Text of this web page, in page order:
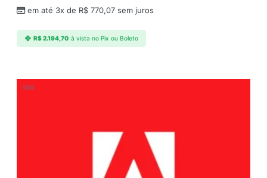
em até 3x de R$ 770,07 sem juros
R$2.194,70 à vista no Pix ou Boleto